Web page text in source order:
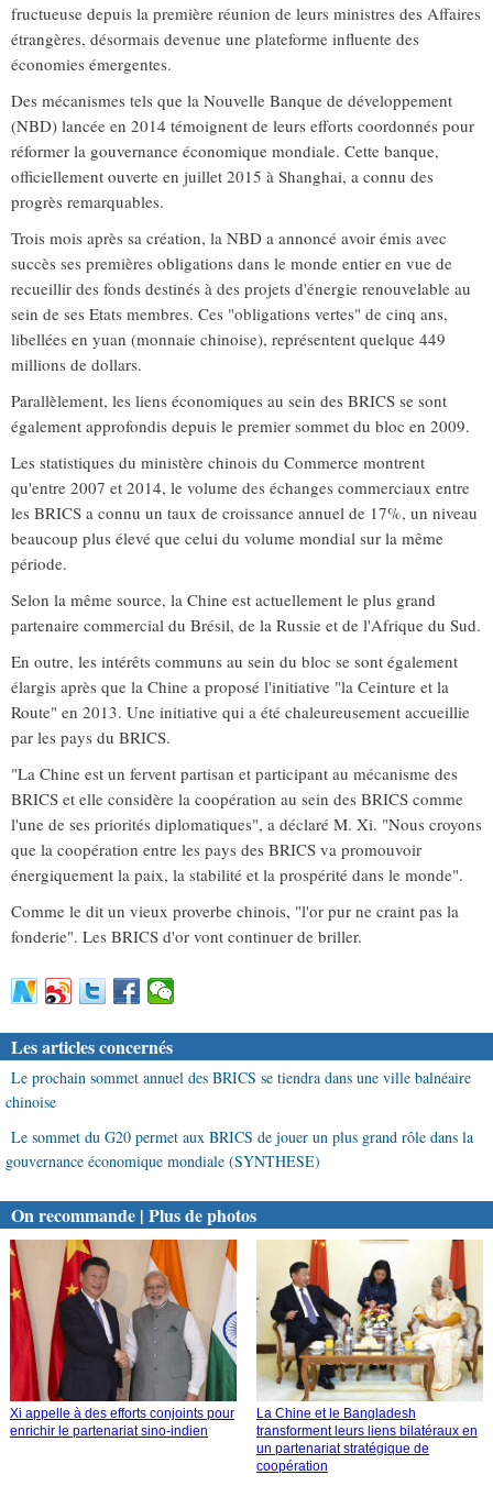
fructueuse depuis la première réunion de leurs ministres des Affaires
étrangères, désormais devenue une plateforme influente des
économies émergentes.
Des mécanismes tels que la Nouvelle Banque de développement
(NBD) lancée en 2014 témoignent de leurs efforts coordonnés pour
réformer la gouvernance économique mondiale. Cette banque,
officiellement ouverte en juillet 2015 à Shanghai, a connu des
progrès remarquables.
Trois mois après sa création, la NBD a annoncé avoir émis avec
succès ses premières obligations dans le monde entier en vue de
recueillir des fonds destinés à des projets d'énergie renouvelable au
sein de ses Etats membres. Ces "obligations vertes" de cinq ans,
libellées en yuan (monnaie chinoise), représentent quelque 449
millions de dollars.
Parallèlement, les liens économiques au sein des BRICS se sont
également approfondis depuis le premier sommet du bloc en 2009.
Les statistiques du ministère chinois du Commerce montrent
qu'entre 2007 et 2014, le volume des échanges commerciaux entre
les BRICS a connu un taux de croissance annuel de 17%, un niveau
beaucoup plus élevé que celui du volume mondial sur la même
période.
Selon la même source, la Chine est actuellement le plus grand
partenaire commercial du Brésil, de la Russie et de l'Afrique du Sud.
En outre, les intérêts communs au sein du bloc se sont également
élargis après que la Chine a proposé l'initiative "la Ceinture et la
Route" en 2013. Une initiative qui a été chaleureusement accueillie
par les pays du BRICS.
"La Chine est un fervent partisan et participant au mécanisme des
BRICS et elle considère la coopération au sein des BRICS comme
l'une de ses priorités diplomatiques", a déclaré M. Xi. "Nous croyons
que la coopération entre les pays des BRICS va promouvoir
énergiquement la paix, la stabilité et la prospérité dans le monde".
Comme le dit un vieux proverbe chinois, "l'or pur ne craint pas la
fonderie". Les BRICS d'or vont continuer de briller.
Les articles concernés
Le prochain sommet annuel des BRICS se tiendra dans une ville balnéaire
chinoise
Le sommet du G20 permet aux BRICS de jouer un plus grand rôle dans la
gouvernance économique mondiale (SYNTHESE)
On recommande | Plus de photos
Xi appelle à des efforts conjoints pour
enrichir le partenariat sino-indien
La Chine et le Bangladesh
transforment leurs liens bilatéraux en
un partenariat stratégique de
coopération